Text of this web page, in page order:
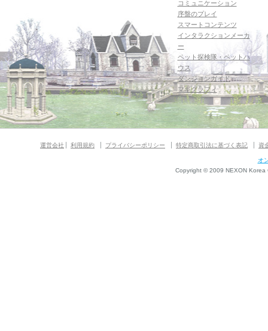
コミュニケーション
序盤のプレイ
スマートコンテンツ
インタラクションメーカ
ー
ペット探検隊・ペットハ
ウス
ダンジョンガイド
マギグラフィ
運営会社 利用規約 プライバシーポリシー 特定商取引法に基づく表記 資
オ
Copyright © 2009 NEXON Korea